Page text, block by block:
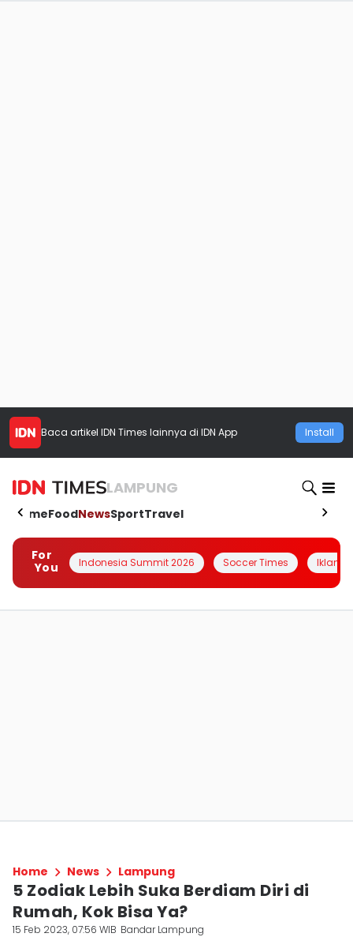
Baca artikel IDN Times lainnya di IDN App Install
LAMPUNG
HomeFoodNewsSportTravel
For
You
Indonesia Summit 2026 Soccer Times Iklanin
Home News Lampung
5 Zodiak Lebih Suka Berdiam Diri di
Rumah, Kok Bisa Ya?
15 Feb 2023, 07:56 WIB Bandar Lampung